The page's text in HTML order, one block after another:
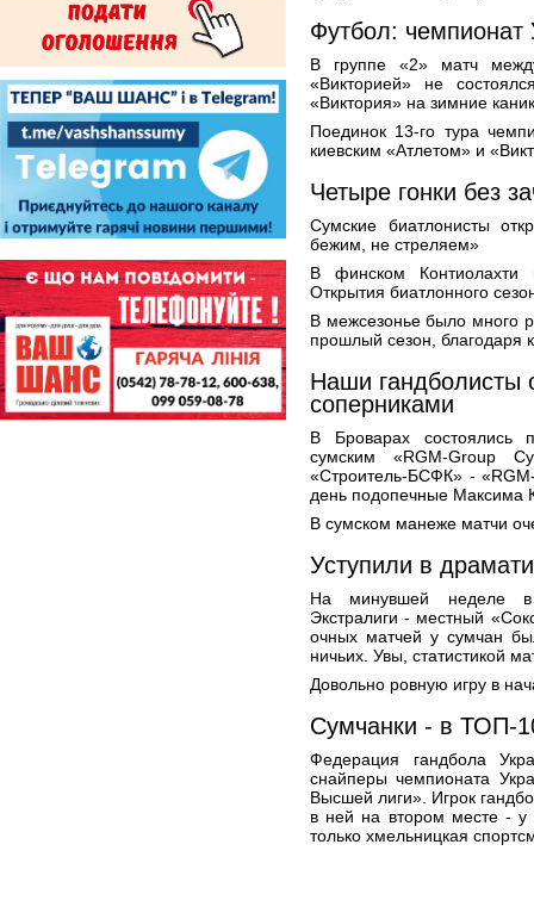
Футбол:
В группе «2» матч
«Викторией» не
«Виктория» на зимние
Поединок 13-го тура
киевским «Атлетом» и
Четыре гонки без
Сумские биатлонисты
бежим, не стреляем»
В финском
Открытия биатлонного
В межсезонье было много
прошлый сезон, благодаря
Наши гандболисты
соперниками
В Броварах состоялись
сумским «RGM-Group
«Строитель-БСФК» -
день подопечные Максима
В сумском манеже матчи
Уступили в
На минувшей неделе в
Экстралиги - местный
очных матчей у сумчан
ничьих. Увы, статистикой
Довольно ровную игру в
Сумчанки - в ТОП-
Федерация гандбола
снайперы чемпионата
Высшей лиги». Игрок
в ней на втором месте - у
только хмельницкая